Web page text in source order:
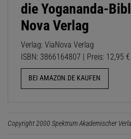
die Yogananda-
Nova Verlag
Verlag: ViaNova Verlag
ISBN: 3866164807 | Preis: 12,95 €
BEI AMAZON.DE KAUFEN
Copyright 2000 Spektrum Akademischer